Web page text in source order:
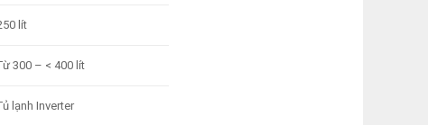
lít
300 – < 400 lít
lạnh Inverter